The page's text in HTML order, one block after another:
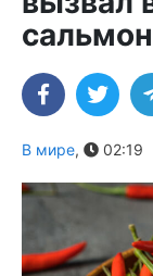
В мире, 02:19